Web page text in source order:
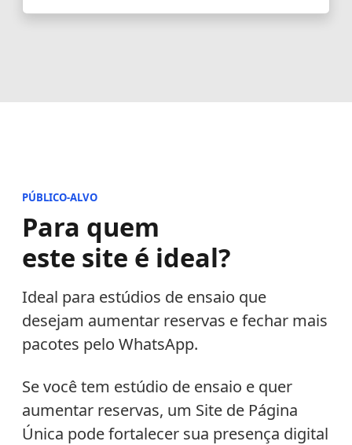
PÚBLICO-ALVO
Para quem
este site é ideal?
Ideal para estúdios de ensaio que
desejam aumentar reservas e fechar mais
pacotes pelo WhatsApp.
Se você tem estúdio de ensaio e quer
aumentar reservas, um Site de Página
Única pode fortalecer sua presença digital